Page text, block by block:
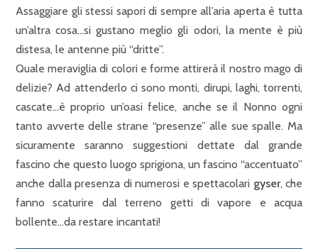
Assaggiare gli stessi sapori di sempre all’aria aperta è tutta
un’altra cosa…si gustano meglio gli odori, la mente è più
distesa, le antenne più “dritte”.
Quale meraviglia di colori e forme attirerà il nostro mago di
delizie? Ad attenderlo ci sono monti, dirupi, laghi, torrenti,
cascate…è proprio un’oasi felice, anche se il Nonno ogni
tanto avverte delle strane “presenze” alle sue spalle. Ma
sicuramente saranno suggestioni dettate dal grande
fascino che questo luogo sprigiona, un fascino “accentuato”
anche dalla presenza di numerosi e spettacolari gyser, che
fanno scaturire dal terreno getti di vapore e acqua
bollente…da restare incantati!